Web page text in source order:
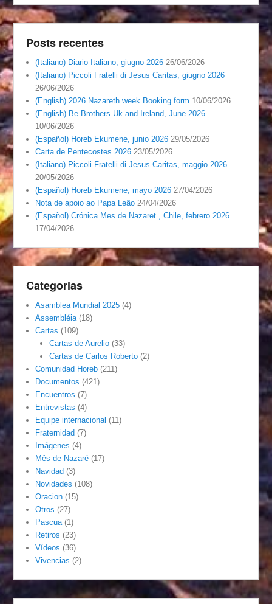
Posts recentes
(Italiano) Diario Italiano, giugno 2026 26/06/2026
(Italiano) Piccoli Fratelli di Jesus Caritas, giugno 2026
26/06/2026
(English) 2026 Nazareth week Booking form 10/06/2026
(English) Be Brothers Uk and Ireland, June 2026
10/06/2026
(Español) Horeb Ekumene, junio 2026 29/05/2026
Carta de Pentecostes 2026 23/05/2026
(Italiano) Piccoli Fratelli di Jesus Caritas, maggio 2026
20/05/2026
(Español) Horeb Ekumene, mayo 2026 27/04/2026
Nota de apoio ao Papa Leão 24/04/2026
(Español) Crónica Mes de Nazaret , Chile, febrero 2026
17/04/2026
Categorias
Asamblea Mundial 2025 (4)
Assembléia (18)
Cartas (109)
Cartas de Aurelio(33)
Cartas de Carlos Roberto(2)
Comunidad Horeb (211)
Documentos (421)
Encuentros (7)
Entrevistas (4)
Equipe internacional (11)
Fraternidad (7)
Imágenes (4)
Mês de Nazaré (17)
Navidad (3)
Novidades (108)
Oracion (15)
Otros (27)
Pascua (1)
Retiros (23)
Vídeos (36)
Vivencias (2)